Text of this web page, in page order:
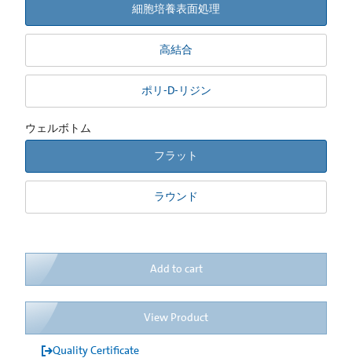
細胞培養表面処理
高結合
ポリ-D-リジン
ウェルボトム
フラット
ラウンド
Add to cart
View Product
Quality Certificate